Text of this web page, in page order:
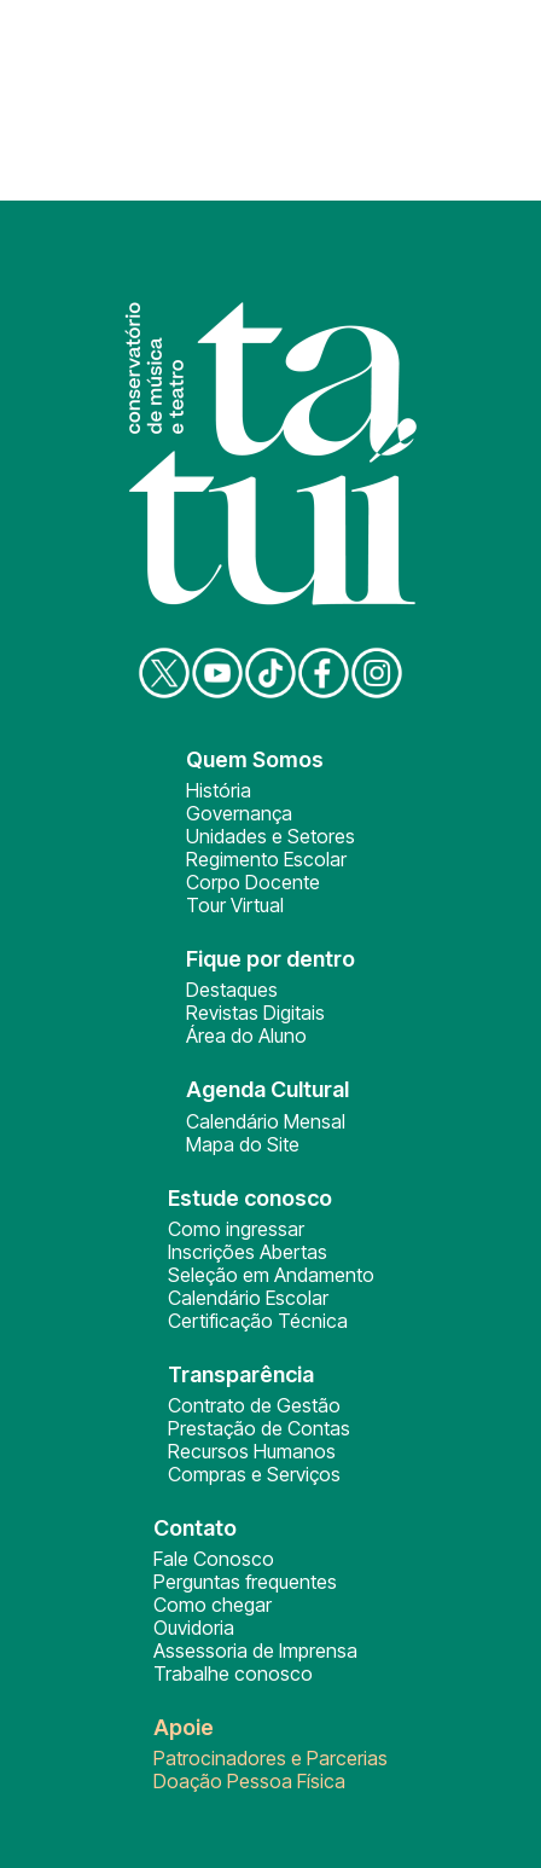
Quem Somos
História
Governança
Unidades e Setores
Regimento Escolar
Corpo Docente
Tour Virtual
Fique por dentro
Destaques
Revistas Digitais
Área do Aluno
Agenda Cultural
Calendário Mensal
Mapa do Site
Estude conosco
Como ingressar
Inscrições Abertas
Seleção em Andamento
Calendário Escolar
Certificação Técnica
Transparência
Contrato de Gestão
Prestação de Contas
Recursos Humanos
Compras e Serviços
Contato
Fale Conosco
Perguntas frequentes
Como chegar
Ouvidoria
Assessoria de Imprensa
Trabalhe conosco
Apoie
Patrocinadores e Parcerias
Doação Pessoa Física